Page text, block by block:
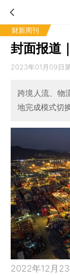
财新周刊
封面报道
2023年01月09日
跨境人流、物
地完成模式切
2022年12月